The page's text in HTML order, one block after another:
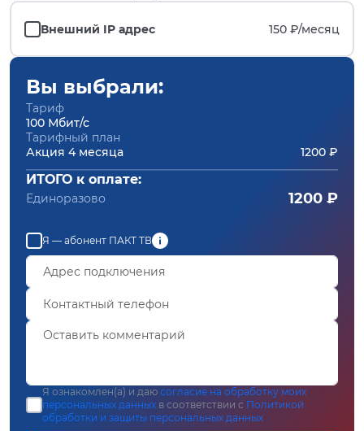
Внешний IP адрес 150 ₽/месяц
Вы выбрали:
Тариф
100 Мбит/с
Тарифный план
Акция 4 месяца
1200 ₽
ИТОГО к оплате:
Единоразово 1200 ₽
Я — абонент ПАКТ ТВ
Я ознакомлен(а) и даю согласие на обработку моих
персональных данных в соответствии с Политикой
обработки и защиты персональных данных